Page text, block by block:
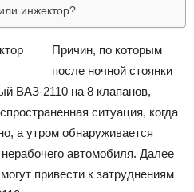
инжектор?
Причин, по которым
после ночной стоянки
ВАЗ-2110 на 8 клапанов,
ситуация, когда
а утром обнаруживается
автомобиля. Далее
привести к затруднениям